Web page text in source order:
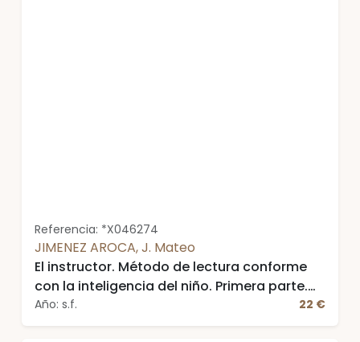
Referencia: *X046274
JIMENEZ AROCA, J. Mateo
El instructor. Método de lectura conforme
con la inteligencia del niño. Primera parte.
Catón de los niños con 61 grabados
Año: s.f. 22 €